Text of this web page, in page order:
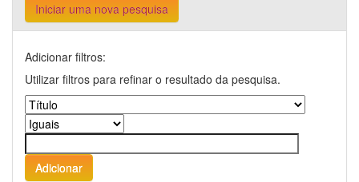
Iniciar uma nova pesquisa
Adicionar filtros:
Utilizar filtros para refinar o resultado da pesquisa.